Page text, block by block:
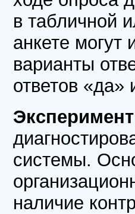
в табличной
анкете могут
варианты
ответов «да»
системы.
наличие